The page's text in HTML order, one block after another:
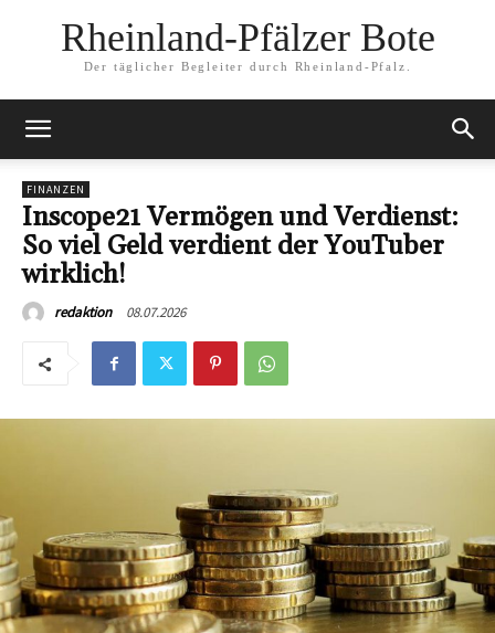
Rheinland-Pfälzer Bote
Der täglicher Begleiter durch Rheinland-Pfalz.
FINANZEN
Inscope21 Vermögen und Verdienst:
So viel Geld verdient der YouTuber
wirklich!
redaktion 08.07.2026